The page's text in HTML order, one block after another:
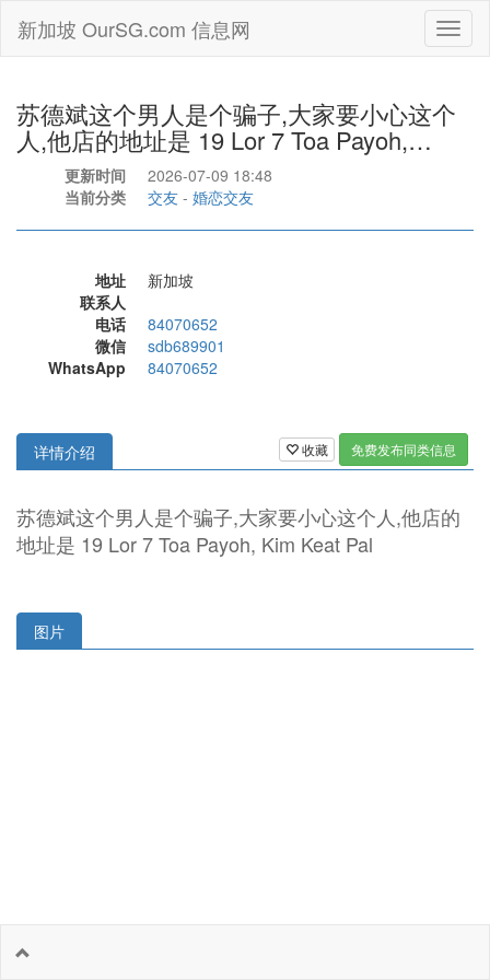
新加坡 OurSG.com 信息网
苏德斌这个男人是个骗子,大家要小心这个
人,他店的地址是 19 Lor 7 Toa Payoh,…
更新时间
2026-07-09 18:48
当前分类
交友 - 婚恋交友
地址
新加坡
联系人
电话
84070652
微信
sdb689901
WhatsApp
84070652
收藏 免费发布同类信息
详情介绍
苏德斌这个男人是个骗子,大家要小心这个人,他店的
地址是 19 Lor 7 Toa Payoh, Kim Keat Pal
图片